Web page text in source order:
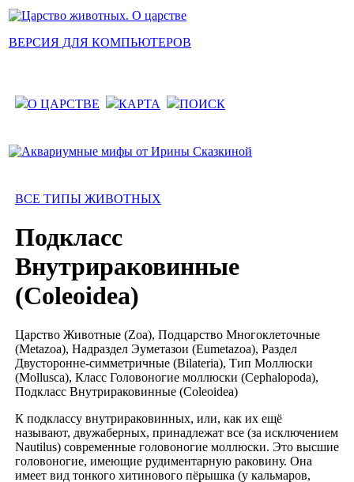
ВЕРСИЯ ДЛЯ КОМПЬЮТЕРОВ
О ЦАРСТВЕ КАРТА ПОИСК
ВСЕ ТИПЫ ЖИВОТНЫХ
Подкласс
Внутрираковинные
(Coleoidea)
Царство Животные (Zoa), Подцарство Многоклеточные
(Metazoa), Надраздел Эуметазои (Eumetazoa), Раздел
Двусторонне-симметричные (Bilateria), Тип Моллюски
(Mollusca), Класс Головоногие моллюски (Cephalopoda),
Подкласс Внутрираковинные (Coleoidea)
К подклассу внутрираковинных, или, как их ещё
называют, двужаберных, принадлежат все (за исключением
Nautilus) современные головоногие моллюски. Это высшие
головоногие, имеющие рудиментарную раковину. Она
имеет вид тонкого хитинового пёрышка (у кальмаров,